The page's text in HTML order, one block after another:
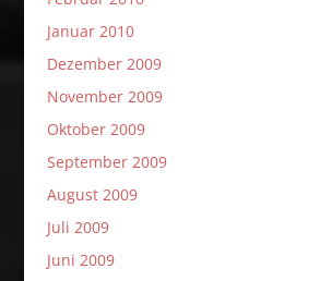
Januar 2010
Dezember 2009
November 2009
Oktober 2009
September 2009
August 2009
Juli 2009
Juni 2009